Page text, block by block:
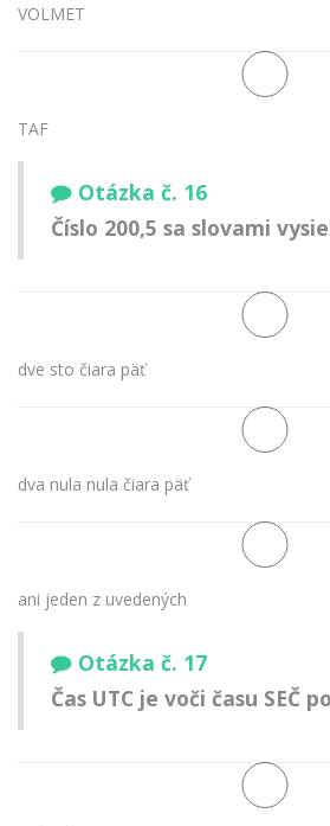
VOLMET
TAF
Otázka č. 16
Číslo 200,5 sa slovami
dve sto čiara päť
dva nula nula čiara päť
ani jeden z uvedených
Otázka č. 17
Čas UTC je voči času SEČ